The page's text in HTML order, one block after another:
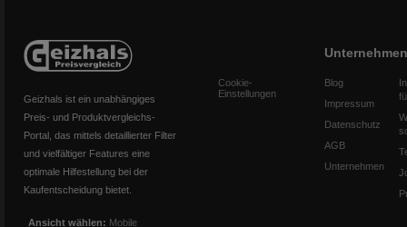
Geizhals ist ein unabhängiges
Preis- und Produktvergleichs-
Portal, das mittels detaillierter Filter
und vielfältiger Features eine
optimale Hilfestellung bei der
Kaufentscheidung bietet.
Ansicht wählen: Mobile
Cookie-
Einstellungen
Unternehmen
Blog
Impressum
Datenschutz
AGB
Unternehmen